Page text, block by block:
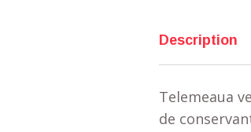
Description
Telemeaua
de